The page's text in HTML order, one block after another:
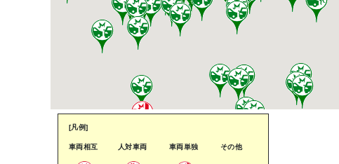
[凡例]
車両相互 人対車両 車両単独 その他